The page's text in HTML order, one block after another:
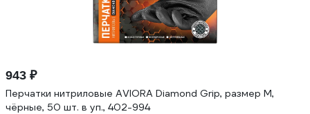
943 ₽
Перчатки нитриловые AVIORA Diamond Grip, размер M,
чёрные, 50 шт. в уп., 402-994